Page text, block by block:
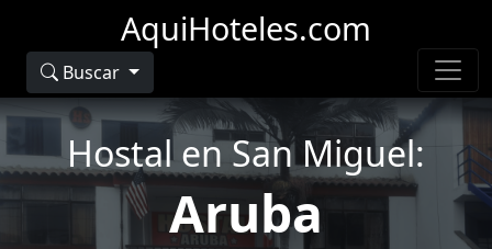
AquiHoteles.com
Buscar
Hostal en San Miguel:
Aruba